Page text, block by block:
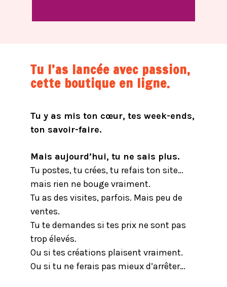
Tu l’as lancée avec passion,
cette boutique en ligne.
Tu y as mis ton cœur, tes week-ends,
ton savoir-faire.
Mais aujourd’hui, tu ne sais plus.
Tu postes, tu crées, tu refais ton site…
mais rien ne bouge vraiment.
Tu as des visites, parfois. Mais peu de
ventes.
Tu te demandes si tes prix ne sont pas
trop élevés.
Ou si tes créations plaisent vraiment.
Ou si tu ne ferais pas mieux d’arrêter…